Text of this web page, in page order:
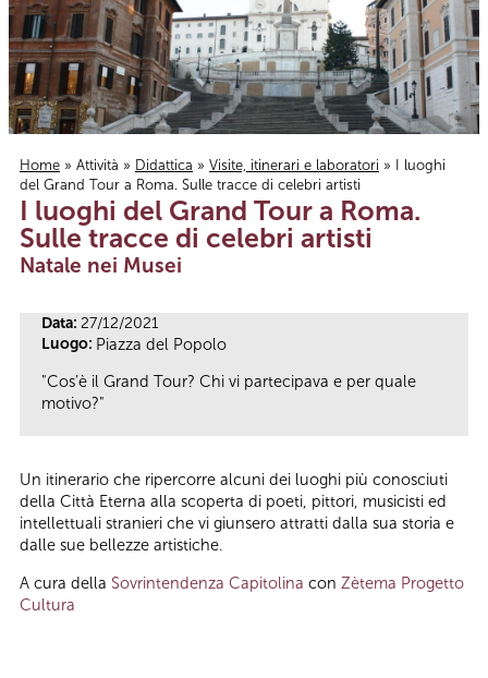
Tu sei qui
Home » Attività » Didattica » Visite, itinerari e laboratori » I luoghi
del Grand Tour a Roma. Sulle tracce di celebri artisti
I luoghi del Grand Tour a Roma.
Sulle tracce di celebri artisti
Natale nei Musei
Data: 27/12/2021
Luogo: Piazza del Popolo
"Cos’è il Grand Tour? Chi vi partecipava e per quale
motivo?"
Un itinerario che ripercorre alcuni dei luoghi più conosciuti
della Città Eterna alla scoperta di poeti, pittori, musicisti ed
intellettuali stranieri che vi giunsero attratti dalla sua storia e
dalle sue bellezze artistiche.
A cura della Sovrintendenza Capitolina con Zètema Progetto
Cultura